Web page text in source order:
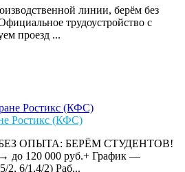
линии, берём без
трудоустройство с
проезд ...
Ростикс (КФС)
ОПЫТА: БЕРЁМ СТУДЕНТОВ!
→ до 120 000 руб.+ График —
2, 6/1,4/2) Раб...